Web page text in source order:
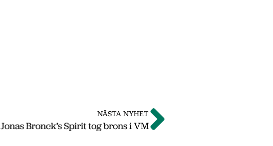
NÄSTA NYHET
Jonas Bronck’s Spirit tog brons i VM